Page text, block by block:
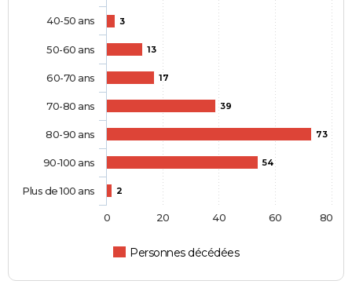
3
13
17
39
73
54
2
Personnes décédées
40-50 ans
50-60 ans
60-70 ans
70-80 ans
80-90 ans
90-100 ans
Plus de 100 ans
0 20 40 60 80